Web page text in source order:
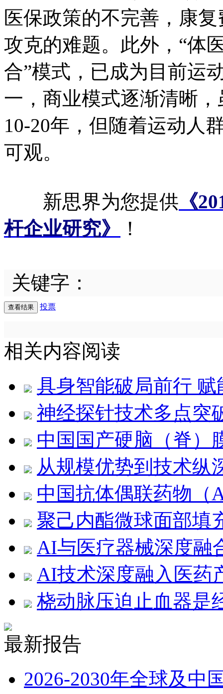
医保政策的不完善，康
攻克的难题。此外，“体
合”模式，已成为目前运
一，商业模式逐渐清晰
10-20年，但随着运动人
可观。
新思界为您提供 《
杆企业研究》
！
关键字：
投票
相关内容阅读
具身智能破局前行
神经探针技术多点突
中国国产硬脑（脊）
从规模优势到技术纵
中国抗体偶联药物（
聚己内酯微球面部填
AI与医疗器械深度融
AI技术深度融入医药
桡动脉压迫止血器是
最新报告
2026-2030年全球及中